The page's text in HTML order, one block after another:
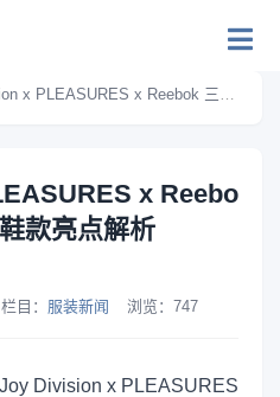
x Reebok 三方联名鞋款亮点解析
x Reebo
款亮点解析
栏目： 服装新闻 浏览： 747
Division x PLEASURES